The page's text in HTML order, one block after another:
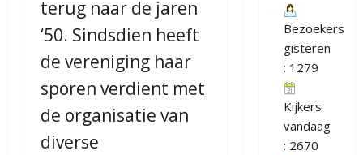
terug naar de jaren
‘50. Sindsdien heeft
de vereniging haar
sporen verdient met
de organisatie van
diverse
Bezoekers
gisteren
: 1279
Kijkers
vandaag
: 2670